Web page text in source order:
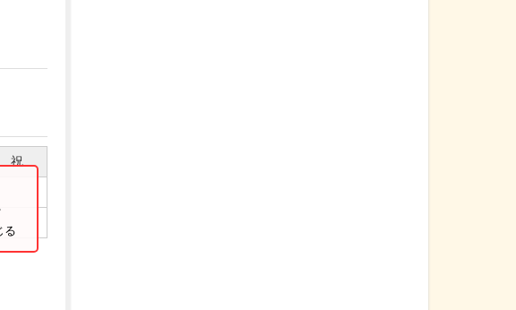
祝
る